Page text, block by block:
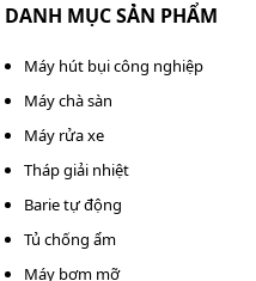
DANH MỤC SẢN PHẨM
Máy hút bụi công nghiệp
Máy chà sàn
Máy rửa xe
Tháp giải nhiệt
Barie tự động
Tủ chống ẩm
Máy bơm mỡ